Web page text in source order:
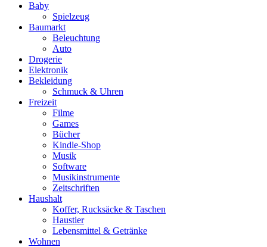
Baby
Spielzeug
Baumarkt
Beleuchtung
Auto
Drogerie
Elektronik
Bekleidung
Schmuck & Uhren
Freizeit
Filme
Games
Bücher
Kindle-Shop
Musik
Software
Musikinstrumente
Zeitschriften
Haushalt
Koffer, Rucksäcke & Taschen
Haustier
Lebensmittel & Getränke
Wohnen